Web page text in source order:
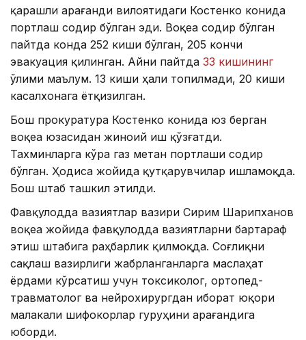
қарашли Қарағанди вилоятидаги Костенко конида
портлаш содир бўлган эди. Воқеа содир бўлган
пайтда конда 252 киши бўлган, 205 кончи
эвакуация қилинган. Айни пайтда 33 кишининг
ўлими маълум. 13 киши ҳали топилмади, 20 киши
касалхонага ётқизилган.
Бош прокуратура Костенко конида юз берган
воқеа юзасидан жиноий иш қўзғатди.
Тахминларга кўра газ метан портлаши содир
бўлган. Ҳодиса жойида қутқарувчилар ишламоқда.
Бош штаб ташкил этилди.
Фавқулодда вазиятлар вазири Сирим Шарипханов
воқеа жойида фавқулодда вазиятларни бартараф
этиш штабига раҳбарлик қилмоқда. Соғлиқни
сақлаш вазирлиги жабрланганларга маслаҳат
ёрдами кўрсатиш учун токсиколог, ортопед-
травматолог ва нейрохирургдан иборат юқори
малакали шифокорлар гуруҳини Қарағандига
юборди.